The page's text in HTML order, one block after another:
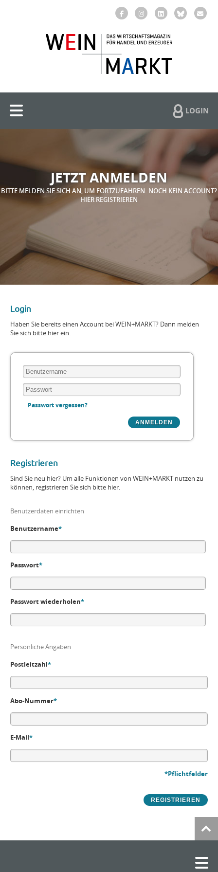
LOGIN
JETZT ANMELDEN
BITTE MELDEN SIE SICH AN, UM FORTZUFAHREN. NOCH KEIN ACCOUNT?
HIER REGISTRIEREN
Login
Haben Sie bereits einen Account bei WEIN+MARKT? Dann melden
Sie sich bitte hier ein.
Passwort vergessen?
Registrieren
Sind Sie neu hier? Um alle Funktionen von WEIN+MARKT nutzen zu
können, registrieren Sie sich bitte hier.
Benutzerdaten einrichten
Benutzername*
Passwort*
Passwort wiederholen*
Persönliche Angaben
Postleitzahl*
Abo-Nummer*
E-Mail*
*Pflichtfelder